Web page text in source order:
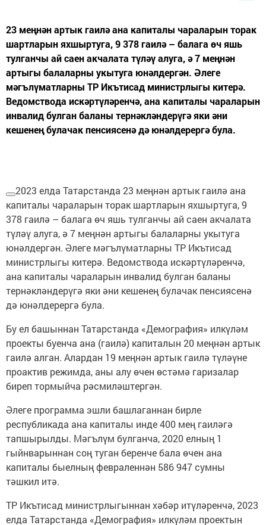
23 меңнән артык гаилә ана капиталы чараларын торак
шартларын яхшыртуга, 9 378 гаилә – балага өч яшь
тулганчы ай саен акчалата түләү алуга, ә 7 меңнән
артыгы балаларны укытуга юнәлдергән. Әлеге
мәгълүматларны ТР Икътисад министрлыгы китерә.
Ведомствода искәртүләренчә, ана капиталы чараларын
инвалид булган баланы тернәкләндерүгә яки әни
кешенең булачак пенсиясенә дә юнәлдерергә була.
2023 елда Татарстанда 23 меңнән артык гаилә ана
капиталы чараларын торак шартларын яхшыртуга, 9
378 гаилә – балага өч яшь тулганчы ай саен акчалата
түләү алуга, ә 7 меңнән артыгы балаларны укытуга
юнәлдергән. Әлеге мәгълүматларны ТР Икътисад
министрлыгы китерә. Ведомствода искәртүләренчә,
ана капиталы чараларын инвалид булган баланы
тернәкләндерүгә яки әни кешенең булачак пенсиясенә
дә юнәлдерергә була.
Бу ел башыннан Татарстанда «Демография» илкүләм
проекты буенча ана (гаилә) капиталын 20 меңнән артык
гаилә алган. Алардан 19 меңнән артык гаилә түләүне
проактив режимда, аны алу өчен өстәмә гаризалар
биреп тормыйча рәсмиләштергән.
Әлеге программа эшли башлаганнан бирле
республикада ана капиталы инде 400 мең гаиләгә
тапшырылды. Мәгълүм булганча, 2020 елның 1
гыйнварыннан соң туган беренче бала өчен ана
капиталы быелның февраленнән 586 947 сумны
тәшкил итә.
ТР Икътисад министрлыгыннан хәбәр итүләренчә, 2023
елда Татарстанда «Демография» илкүләм проектын